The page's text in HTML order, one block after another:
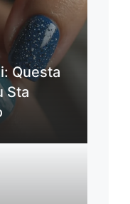
Questa
Sta